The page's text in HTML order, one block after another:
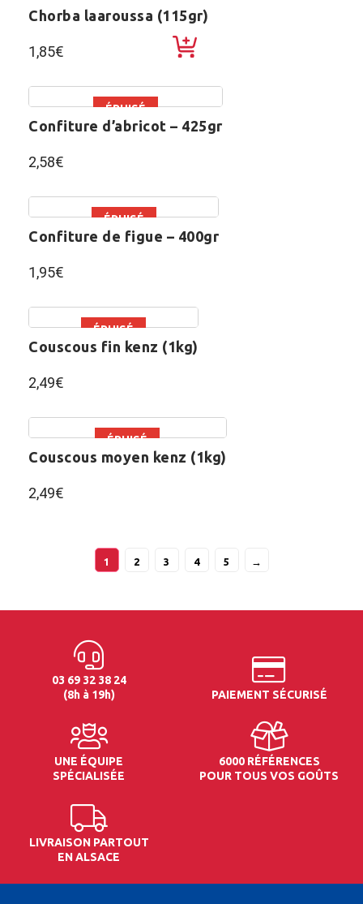
chorba laaroussa (115gr)
1,85€
ÉPUISÉ
confiture d’abricot – 425gr
2,58€
ÉPUISÉ
confiture de figue – 400gr
1,95€
ÉPUISÉ
couscous fin kenz (1kg)
2,49€
ÉPUISÉ
couscous moyen kenz (1kg)
2,49€
1 2 3 4 5 →
03 69 32 38 24
(8h à 19h)
PAIEMENT SÉCURISÉ
UNE ÉQUIPE
SPÉCIALISÉE
6000 RÉFÉRENCES
POUR TOUS VOS GOÛTS
LIVRAISON PARTOUT
EN ALSACE